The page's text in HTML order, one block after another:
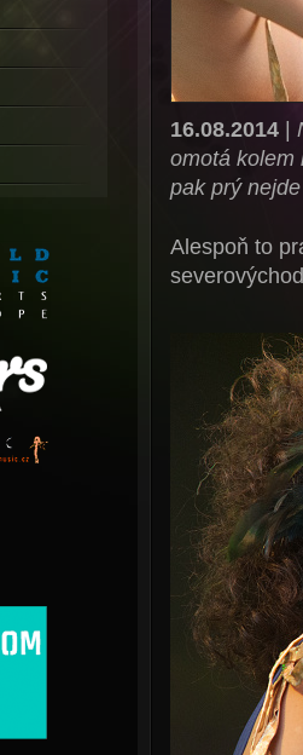
16.08.2014|
omotá kolem
pak prý
Alespoň to